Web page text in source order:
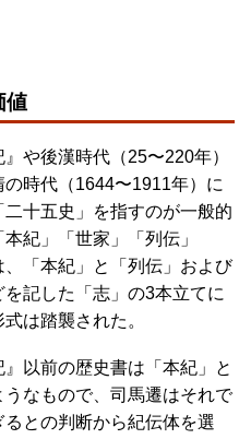
値
や後漢時代（25〜220年）
時代（1644〜1911年）に
十五史」を指すのが一般的
紀」「世家」「列伝」
、「本紀」と「列伝」および
記した「志」の3本立てに
は踏襲された。
以前の歴史書は「本紀」と
うなもので、司馬遷はそれで
との判断から紀伝体を選